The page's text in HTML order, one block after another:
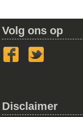
Volg ons op
Disclaimer